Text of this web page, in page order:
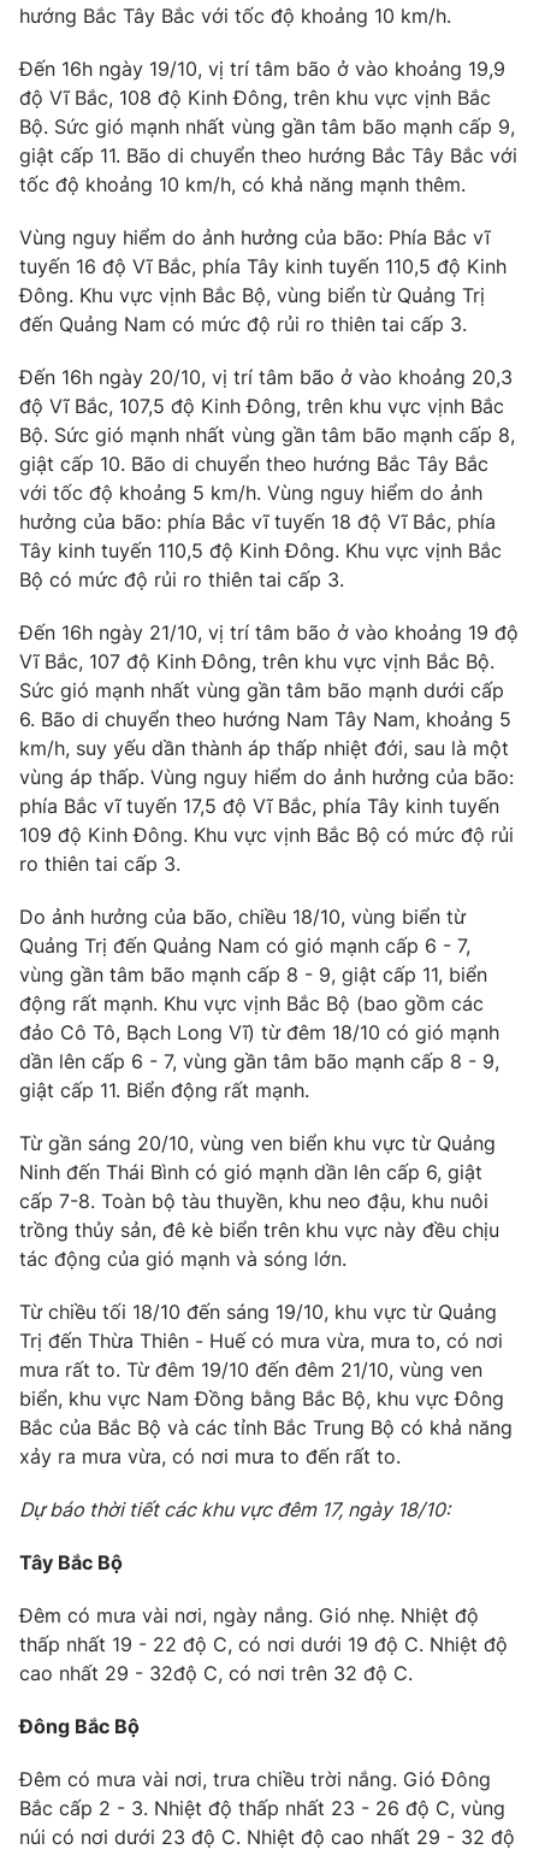
Thị trường 24h Tấm lòng Việt
VTV4 Vươn mình bằng AI
VTV9 VTV8
Liên hệ tòa soạn English
Theo dõi báo trên
Cơ quan chủ quản:Đài Truyền hình Việt Nam
Cơ quan báo chí:Thời báo VTV
Giấy phép hoạt động báo in và báo điện tử số 483/GP-BTTTT
cấp ngày 29/12/2023
Tổng Biên tập:
Phó Tổng Biên tập: Nguyễn Thị Mỹ Hạnh, Phạm Quốc Thắng,
Nguyễn Trọng Ninh
Tổng đài VTV:
024.38 355 931 - 024.38 355 932
Ðiện thoại Thời báo VTV:024.66 897 897
Email: toasoan@vtv.vn
Liên hệ quảng cáo:024-7300.7108
® Cấm sao chép dưới mọi hình thức nếu không có sự chấp
thuận bằng văn bản. Ghi rõ nguồn VTV.vn khi phát hành lại
thông tin từ website này.
hướng Bắc Tây Bắc với tốc độ khoảng 10 km/h.
Đến 16h ngày 19/10, vị trí tâm bão ở vào khoảng 19,9
độ Vĩ Bắc, 108 độ Kinh Đông, trên khu vực vịnh Bắc
Bộ. Sức gió mạnh nhất vùng gần tâm bão mạnh cấp 9,
giật cấp 11. Bão di chuyển theo hướng Bắc Tây Bắc với
tốc độ khoảng 10 km/h, có khả năng mạnh thêm.
Vùng nguy hiểm do ảnh hưởng của bão: Phía Bắc vĩ
tuyến 16 độ Vĩ Bắc, phía Tây kinh tuyến 110,5 độ Kinh
Đông. Khu vực vịnh Bắc Bộ, vùng biển từ Quảng Trị
đến Quảng Nam có mức độ rủi ro thiên tai cấp 3.
Đến 16h ngày 20/10, vị trí tâm bão ở vào khoảng 20,3
độ Vĩ Bắc, 107,5 độ Kinh Đông, trên khu vực vịnh Bắc
Bộ. Sức gió mạnh nhất vùng gần tâm bão mạnh cấp 8,
giật cấp 10. Bão di chuyển theo hướng Bắc Tây Bắc
với tốc độ khoảng 5 km/h. Vùng nguy hiểm do ảnh
hưởng của bão: phía Bắc vĩ tuyến 18 độ Vĩ Bắc, phía
Tây kinh tuyến 110,5 độ Kinh Đông. Khu vực vịnh Bắc
Bộ có mức độ rủi ro thiên tai cấp 3.
Đến 16h ngày 21/10, vị trí tâm bão ở vào khoảng 19 độ
Vĩ Bắc, 107 độ Kinh Đông, trên khu vực vịnh Bắc Bộ.
Sức gió mạnh nhất vùng gần tâm bão mạnh dưới cấp
6. Bão di chuyển theo hướng Nam Tây Nam, khoảng 5
km/h, suy yếu dần thành áp thấp nhiệt đới, sau là một
vùng áp thấp. Vùng nguy hiểm do ảnh hưởng của bão:
phía Bắc vĩ tuyến 17,5 độ Vĩ Bắc, phía Tây kinh tuyến
109 độ Kinh Đông. Khu vực vịnh Bắc Bộ có mức độ rủi
ro thiên tai cấp 3.
Do ảnh hưởng của bão, chiều 18/10, vùng biển từ
Quảng Trị đến Quảng Nam có gió mạnh cấp 6 - 7,
vùng gần tâm bão mạnh cấp 8 - 9, giật cấp 11, biển
động rất mạnh. Khu vực vịnh Bắc Bộ (bao gồm các
đảo Cô Tô, Bạch Long Vĩ) từ đêm 18/10 có gió mạnh
dần lên cấp 6 - 7, vùng gần tâm bão mạnh cấp 8 - 9,
giật cấp 11. Biển động rất mạnh.
Từ gần sáng 20/10, vùng ven biển khu vực từ Quảng
Ninh đến Thái Bình có gió mạnh dần lên cấp 6, giật
cấp 7-8. Toàn bộ tàu thuyền, khu neo đậu, khu nuôi
trồng thủy sản, đê kè biển trên khu vực này đều chịu
tác động của gió mạnh và sóng lớn.
Từ chiều tối 18/10 đến sáng 19/10, khu vực từ Quảng
Trị đến Thừa Thiên - Huế có mưa vừa, mưa to, có nơi
mưa rất to. Từ đêm 19/10 đến đêm 21/10, vùng ven
biển, khu vực Nam Đồng bằng Bắc Bộ, khu vực Đông
Bắc của Bắc Bộ và các tỉnh Bắc Trung Bộ có khả năng
xảy ra mưa vừa, có nơi mưa to đến rất to.
Dự báo thời tiết các khu vực đêm 17, ngày 18/10:
Tây Bắc Bộ
Đêm có mưa vài nơi, ngày nắng. Gió nhẹ. Nhiệt độ
thấp nhất 19 - 22 độ C, có nơi dưới 19 độ C. Nhiệt độ
cao nhất 29 - 32độ C, có nơi trên 32 độ C.
Đông Bắc Bộ
Đêm có mưa vài nơi, trưa chiều trời nắng. Gió Đông
Bắc cấp 2 - 3. Nhiệt độ thấp nhất 23 - 26 độ C, vùng
núi có nơi dưới 23 độ C. Nhiệt độ cao nhất 29 - 32 độ